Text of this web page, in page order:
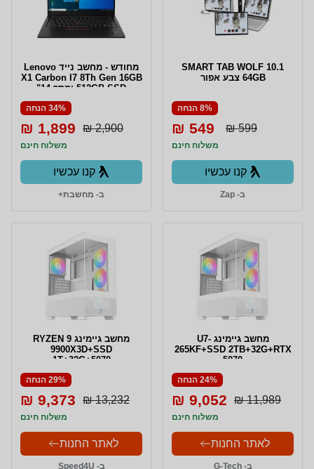
SMART TAB WOLF 10.1
64GB צבע אפור
8% הנחה
599 ₪
549 ₪
משלוח חינם
קנו עכשיו
ב- Zap
מחודש - מחשב נייד Lenovo
X1 Carbon I7 8Th Gen 16GB
512GB SSD ומסך 14"
34% הנחה
2,900 ₪
1,899 ₪
משלוח חינם
קנו עכשיו
ב- מחשבת+
מחשב גיימינג U7-
265KF+SSD 2TB+32G+RTX
5070
24% הנחה
11,989 ₪
9,052 ₪
משלוח חינם
לאתר החנות
ב- G-Tech
מחשב גיימינג RYZEN 9
9900X3D+SSD
1T+32G+5070
29% הנחה
13,232 ₪
9,373 ₪
משלוח חינם
לאתר החנות
ב- Speed4U